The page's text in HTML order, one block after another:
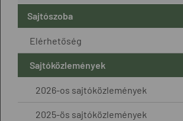
Sajtószoba
Elérhetőség
Sajtóközlemények
2026-os sajtóközlemények
2025-ös sajtóközlemények